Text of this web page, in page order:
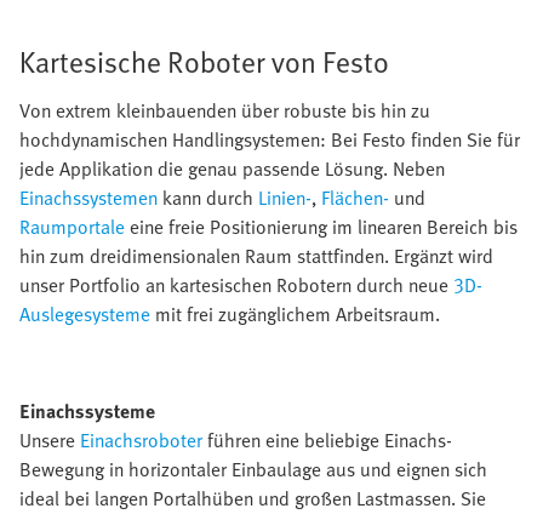
Kartesische Roboter von Festo
Von extrem kleinbauenden über robuste bis hin zu
hochdynamischen Handlingsystemen: Bei Festo finden Sie für
jede Applikation die genau passende Lösung. Neben
Einachssystemen kann durch Linien-, Flächen- und
Raumportaleeine freie Positionierung im linearen Bereich bis
hin zum dreidimensionalen Raum stattfinden. Ergänzt wird
unser Portfolio an kartesischen Robotern durch neue 3D-
Auslegesysteme mit frei zugänglichem Arbeitsraum.
Einachssysteme
Unsere Einachsroboterführen eine beliebige Einachs-
Bewegung in horizontaler Einbaulage aus und eignen sich
ideal bei langen Portalhüben und großen Lastmassen. Sie